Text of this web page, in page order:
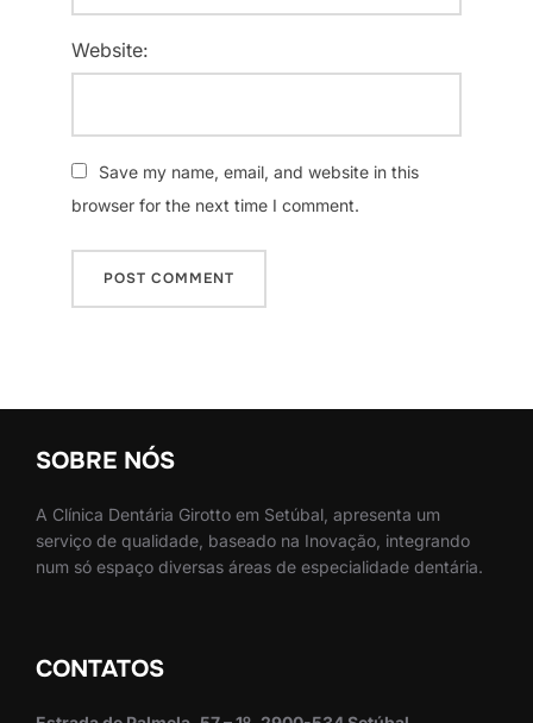
Website:
Save my name, email, and website in this
browser for the next time I comment.
SOBRE NÓS
A Clínica Dentária Girotto em Setúbal, apresenta um
serviço de qualidade, baseado na Inovação, integrando
num só espaço diversas áreas de especialidade dentária.
CONTATOS